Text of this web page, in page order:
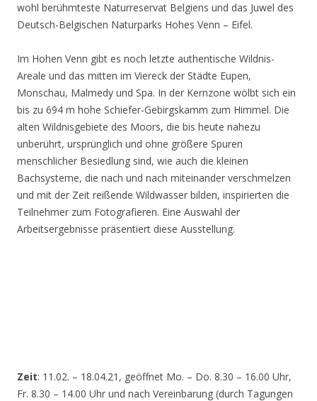
wohl berühmteste Naturreservat Belgiens und das Juwel des
Deutsch-Belgischen Naturparks Hohes Venn – Eifel.
Im Hohen Venn gibt es noch letzte authentische Wildnis-
Areale und das mitten im Viereck der Städte Eupen,
Monschau, Malmedy und Spa. In der Kernzone wölbt sich ein
bis zu 694 m hohe Schiefer-Gebirgskamm zum Himmel. Die
alten Wildnisgebiete des Moors, die bis heute nahezu
unberührt, ursprünglich und ohne größere Spuren
menschlicher Besiedlung sind, wie auch die kleinen
Bachsysteme, die nach und nach miteinander verschmelzen
und mit der Zeit reißende Wildwasser bilden, inspirierten die
Teilnehmer zum Fotografieren. Eine Auswahl der
Arbeitsergebnisse präsentiert diese Ausstellung.
Zeit: 11.02. – 18.04.21, geöffnet Mo. – Do. 8.30 – 16.00 Uhr,
Fr. 8.30 – 14.00 Uhr und nach Vereinbarung (durch Tagungen